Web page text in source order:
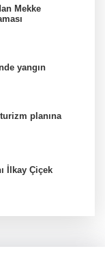
Mekke
yangın
planına
İlkay Çiçek